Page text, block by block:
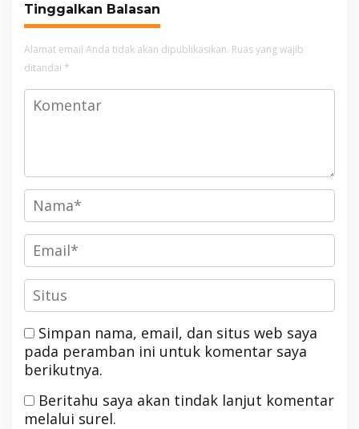
Tinggalkan Balasan
Alamat email Anda tidak akan dipublikasikan. Ruas yang wajib
ditandai *
Simpan nama, email, dan situs web saya
pada peramban ini untuk komentar saya
berikutnya.
Beritahu saya akan tindak lanjut komentar
melalui surel.